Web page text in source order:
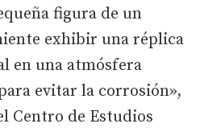
figura de un
exhibir una réplica
en una atmósfera
evitar la corrosión»,
Centro de Estudios